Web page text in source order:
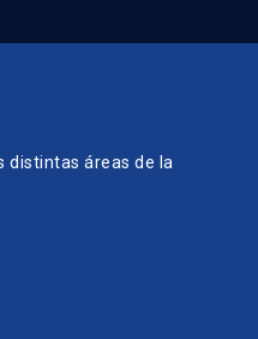
distintas áreas de la